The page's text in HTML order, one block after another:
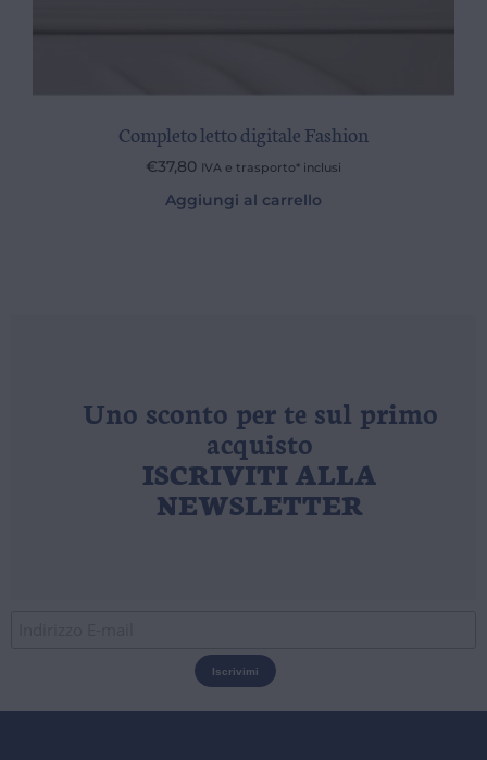
Completo letto digitale Fashion
€37,80 IVA e trasporto* inclusi
Aggiungi al carrello
Uno sconto per te sul primo
acquisto
ISCRIVITI ALLA
NEWSLETTER